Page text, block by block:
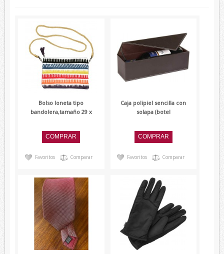
Presentaciones
Sets
Corbatas
Corbatas Devota&Lomba
Corbatas Lambertti
Pañuelos
Pañuelos Devota&Lomba
Pañuelos Marca Blanca
Firmas
Balenciaga
Bolso loneta tipo
bandolera,tamaño 29 x
Favoritos Comparar
Caja polipiel sencilla con
solapa (botel
Favoritos Comparar